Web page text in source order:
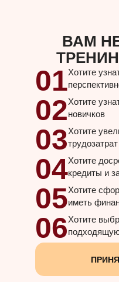
ВАМ
01Хотите
02Хотите
новичков
03Хотите
трудозатрат
04Хотите
кредиты и
05Хотите
иметь
06Хотите